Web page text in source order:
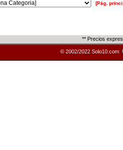
[Pág.
** Precios
© 2002/2022 Solo10.com